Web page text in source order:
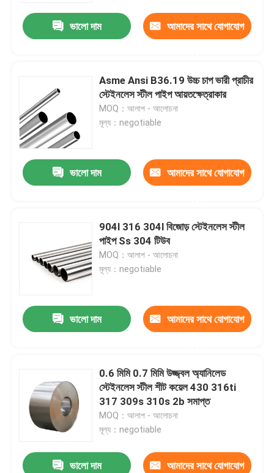
ভালো দাম আমাদের সাথে যোগাযোগ
Asme Ansi B36.19 উচ্চ চাপ ভারী প্রাচীর
স্টেইনলেস স্টীল পাইপ আয়তক্ষেত্রাকার
MOQ：আলাপ - আলোচনা
মূল্য：negotiable
ভালো দাম আমাদের সাথে যোগাযোগ
904l 316 304l বিজোড় স্টেইনলেস স্টীল
পাইপ Ss 304 টিউব
MOQ：আলাপ - আলোচনা
মূল্য：negotiable
ভালো দাম আমাদের সাথে যোগাযোগ
0.6 মিমি 0.7 মিমি উজ্জ্বল অ্যানিলেড
স্টেইনলেস স্টীল শীট কয়েল 430 316ti
317 309s 310s 2b সমাপ্ত
MOQ：আলাপ - আলোচনা
মূল্য：negotiable
ভালো দাম আমাদের সাথে যোগাযোগ